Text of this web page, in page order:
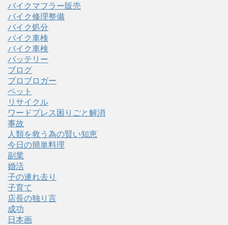
バイクマフラー販売
バイク修理整備
バイク処分
バイク車検
バイク車検
バッテリー
ブログ
プロブロガー
ペット
リサイクル
ワードプレス困りごと解消
事故
人類を救う為の賢い知恵
今日の簡単料理
副業
婚活
子の連れ去り
子育て
店長の独り言
成功
日本画